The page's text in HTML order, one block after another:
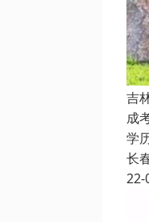
吉
成
学
长
22-